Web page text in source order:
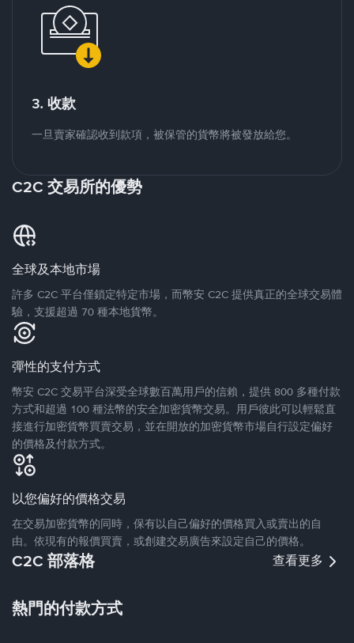
3. 收款
一旦賣家確認收到款項，被保管的貨幣將被發放給您。
C2C 交易所的優勢
全球及本地市場
許多 C2C 平台僅鎖定特定市場，而幣安 C2C 提供真正的全球交易體
驗，支援超過 70 種本地貨幣。
彈性的支付方式
幣安 C2C 交易平台深受全球數百萬用戶的信賴，提供 800 多種付款
方式和超過 100 種法幣的安全加密貨幣交易。用戶彼此可以輕鬆直
接進行加密貨幣買賣交易，並在開放的加密貨幣市場自行設定偏好
的價格及付款方式。
以您偏好的價格交易
在交易加密貨幣的同時，保有以自己偏好的價格買入或賣出的自
由。依現有的報價買賣，或創建交易廣告來設定自己的價格。
C2C 部落格 查看更多
熱門的付款方式